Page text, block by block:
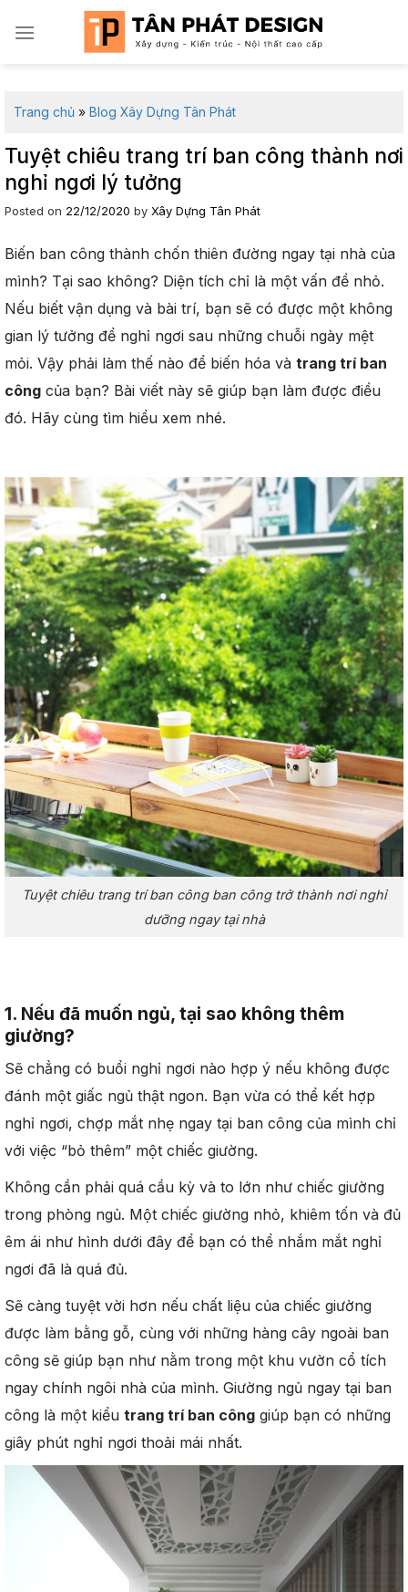
Trang chủ » Blog Xây Dựng Tân Phát
Tuyệt chiêu trang trí ban công thành nơi
nghỉ ngơi lý tưởng
Posted on 22/12/2020 by Xây Dựng Tân Phát
Biến ban công thành chốn thiên đường ngay tại nhà của
mình? Tại sao không? Diện tích chỉ là một vấn đề nhỏ.
Nếu biết vận dụng và bài trí, bạn sẽ có được một không
gian lý tưởng để nghỉ ngơi sau những chuỗi ngày mệt
mỏi. Vậy phải làm thế nào để biến hóa và trang trí ban
công của bạn? Bài viết này sẽ giúp bạn làm được điều
đó. Hãy cùng tìm hiểu xem nhé.
Tuyệt chiêu trang trí ban công ban công trở thành nơi nghỉ
dưỡng ngay tại nhà
1. Nếu đã muốn ngủ, tại sao không thêm
giường?
Sẽ chẳng có buổi nghỉ ngơi nào hợp ý nếu không được
đánh một giấc ngủ thật ngon. Bạn vừa có thể kết hợp
nghỉ ngơi, chợp mắt nhẹ ngay tại ban công của mình chỉ
với việc “bỏ thêm” một chiếc giường.
Không cần phải quá cầu kỳ và to lớn như chiếc giường
trong phòng ngủ. Một chiếc giường nhỏ, khiêm tốn và đủ
êm ái như hình dưới đây để bạn có thể nhắm mắt nghỉ
ngơi đã là quá đủ.
Sẽ càng tuyệt vời hơn nếu chất liệu của chiếc giường
được làm bằng gỗ, cùng với những hàng cây ngoài ban
công sẽ giúp bạn như nằm trong một khu vườn cổ tích
ngay chính ngôi nhà của mình. Giường ngủ ngay tại ban
công là một kiểu trang trí ban công giúp bạn có những
giây phút nghỉ ngơi thoải mái nhất.